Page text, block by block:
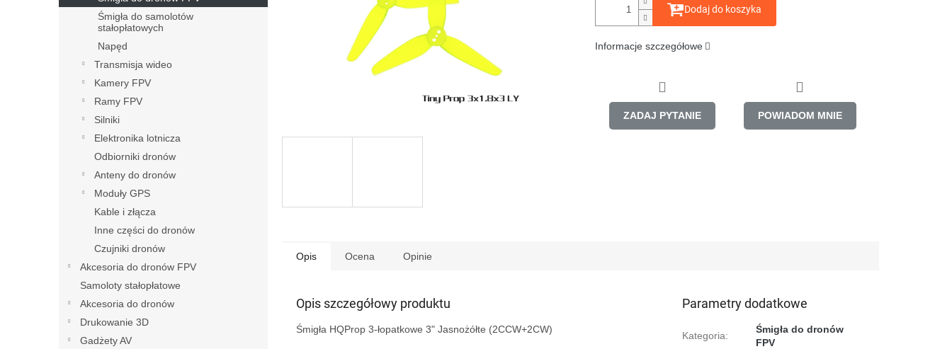
Śmigła do samolotów
stałopłatowych
Napęd
Transmisja wideo
Kamery FPV
Ramy FPV
Silniki
Elektronika lotnicza
Odbiorniki dronów
Anteny do dronów
Moduły GPS
Kable i złącza
Inne części do dronów
Czujniki dronów
Akcesoria do dronów FPV
Samoloty stałopłatowe
Akcesoria do dronów
Drukowanie 3D
Gadżety AV
Dodaj do koszyka
Informacje szczegółowe
ZADAJ PYTANIE POWIADOM MNIE
Opis Ocena Opinie
Opis szczegółowy produktu
Śmigła HQProp 3-łopatkowe 3" Jasnożółte (2CCW+2CW)
Parametry dodatkowe
Kategoria:
Śmigła do dronów
FPV